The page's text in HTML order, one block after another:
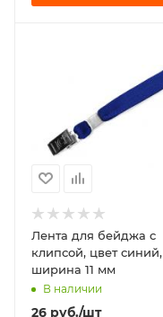
Лента для бейджа c
клипсой, цвет синий,
ширина 11 мм
В наличии
26 руб./шт